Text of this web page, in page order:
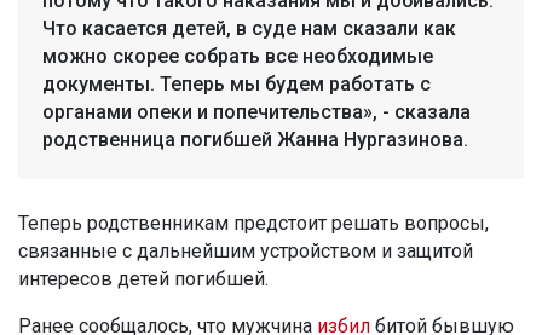
Что касается детей, в суде нам сказали как
можно скорее собрать все необходимые
документы. Теперь мы будем работать с
органами опеки и попечительства», - сказала
родственница погибшей Жанна Нургазинова.
Теперь родственникам предстоит решать вопросы,
связанные с дальнейшим устройством и защитой
интересов детей погибшей.
Ранее сообщалось, что мужчина избил битой бывшую